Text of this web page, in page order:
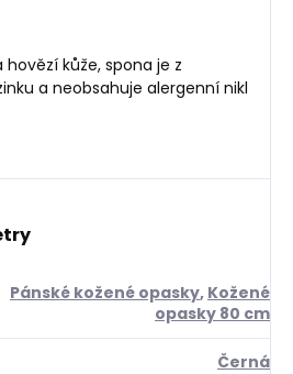
kůže, spona je z
a neobsahuje alergenní nikl
Pánské kožené opasky, Kožené
opasky 80 cm
Černá